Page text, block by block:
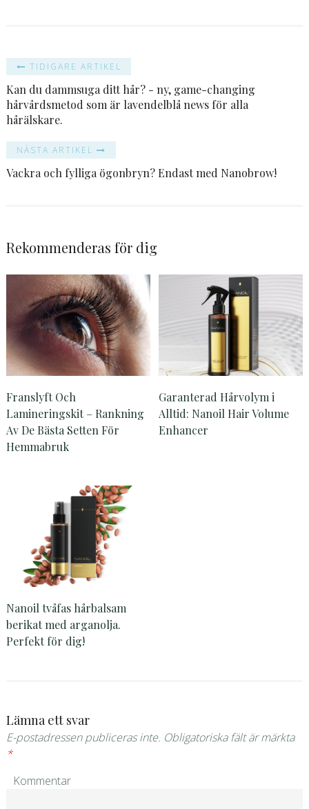
TIDIGARE ARTIKEL
Kan du dammsuga ditt hår? - ny, game-changing
hårvårdsmetod som är lavendelblå news för alla
hårälskare.
NÄSTA ARTIKEL
Vackra och fylliga ögonbryn? Endast med Nanobrow!
Rekommenderas för dig
Franslyft Och
Lamineringskit – Rankning
Av De Bästa Setten För
Hemmabruk
Garanterad Hårvolym i
Alltid: Nanoil Hair Volume
Enhancer
Nanoil tvåfas hårbalsam
berikat med arganolja.
Perfekt för dig!
Lämna ett svar
E-postadressen publiceras inte. Obligatoriska fält är märkta
*
Kommentar